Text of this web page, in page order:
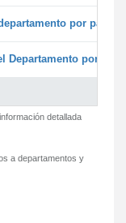
por parte
por
detallada
a departamentos y